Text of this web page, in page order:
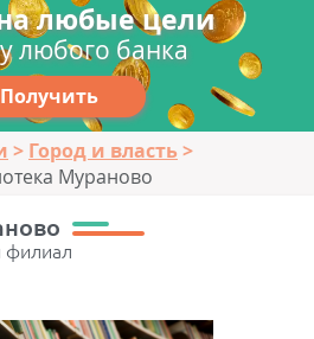
любые цели
любого банка
Получить
Город и власть
Мураново
филиал